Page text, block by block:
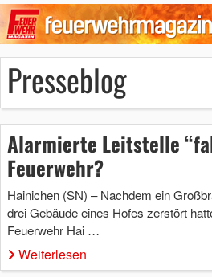
Presseblog
Alarmierte Leitstelle
Feuerwehr?
Hainichen (SN) – Nachdem ein
drei Gebäude eines Hofes zerstört
Feuerwehr Hai …
Weiterlesen